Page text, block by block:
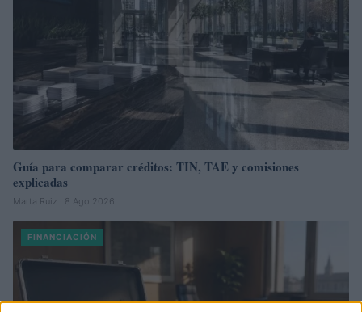
Guía para comparar créditos: TIN, TAE y comisiones
explicadas
Marta Ruiz · 8 Ago 2026
FINANCIACIÓN